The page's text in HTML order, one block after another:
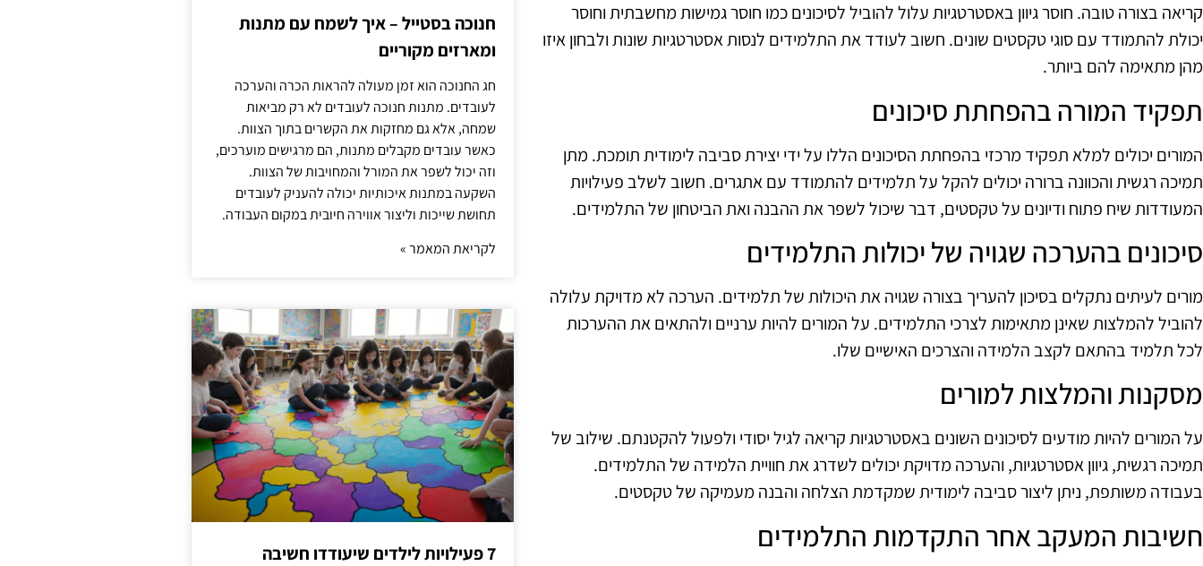
קריאה בצורה טובה. חוסר גיוון באסטרטגיות עלול להוביל לסיכונים כמו חוסר גמישות מחשבתית וחוסר
יכולת להתמודד עם סוגי טקסטים שונים. חשוב לעודד את התלמידים לנסות אסטרטגיות שונות ולבחון איזו
מהן מתאימה להם ביותר.
תפקיד המורה בהפחתת סיכונים
המורים יכולים למלא תפקיד מרכזי בהפחתת הסיכונים הללו על ידי יצירת סביבה לימודית תומכת. מתן
תמיכה רגשית והכוונה ברורה יכולים להקל על תלמידים להתמודד עם אתגרים. חשוב לשלב פעילויות
המעודדות שיח פתוח ודיונים על טקסטים, דבר שיכול לשפר את ההבנה ואת הביטחון של התלמידים.
סיכונים בהערכה שגויה של יכולות התלמידים
מורים לעיתים נתקלים בסיכון להעריך בצורה שגויה את היכולות של תלמידים. הערכה לא מדויקת עלולה
להוביל להמלצות שאינן מתאימות לצרכי התלמידים. על המורים להיות ערניים ולהתאים את ההערכות
לכל תלמיד בהתאם לקצב הלמידה והצרכים האישיים שלו.
מסקנות והמלצות למורים
על המורים להיות מודעים לסיכונים השונים באסטרטגיות קריאה לגיל יסודי ולפעול להקטנתם. שילוב של
תמיכה רגשית, גיוון אסטרטגיות, והערכה מדויקת יכולים לשדרג את חוויית הלמידה של התלמידים.
בעבודה משותפת, ניתן ליצור סביבה לימודית שמקדמת הצלחה והבנה מעמיקה של טקסטים.
חשיבות המעקב אחר התקדמות התלמידים
חנוכה בסטייל – איך לשמח עם מתנות
ומארזים מקוריים
חג החנוכה הוא זמן מעולה להראות הכרה והערכה
לעובדים. מתנות חנוכה לעובדים לא רק מביאות
שמחה, אלא גם מחזקות את הקשרים בתוך הצוות.
כאשר עובדים מקבלים מתנות, הם מרגישים מוערכים,
וזה יכול לשפר את המורל והמחויבות של הצוות.
השקעה במתנות איכותיות יכולה להעניק לעובדים
תחושת שייכות וליצור אווירה חיובית במקום העבודה.
לקריאת המאמר »
7 פעילויות לילדים שיעודדו חשיבה